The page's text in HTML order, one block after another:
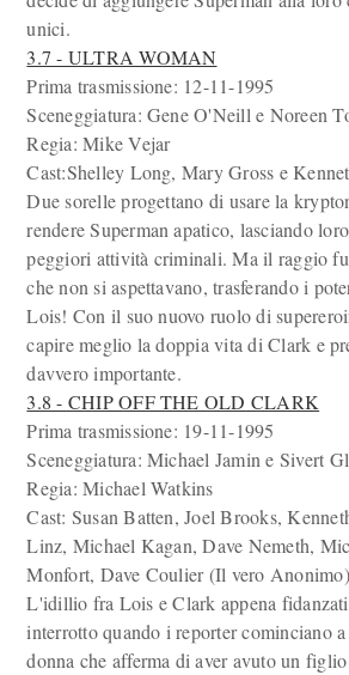
unici.
3.7 - ULTRA WOMAN
Prima trasmissione: 12-11-1995
Sceneggiatura: Gene O'Neill e Noreen
Regia: Mike Vejar
Cast:Shelley Long, Mary Gross e
Due sorelle progettano di usare la
rendere Superman apatico, lasciando
peggiori attività criminali. Ma il raggio
che non si aspettavano, trasferando i
Lois! Con il suo nuovo ruolo di
capire meglio la doppia vita di Clark e
davvero importante.
3.8 - CHIP OFF THE OLD CLARK
Prima trasmissione: 19-11-1995
Sceneggiatura: Michael Jamin e Sivert
Regia: Michael Watkins
Cast: Susan Batten, Joel Brooks,
Linz, Michael Kagan, Dave Nemeth,
Monfort, Dave Coulier (Il vero Anonimo)
L'idillio fra Lois e Clark appena fidanzati
interrotto quando i reporter cominciano a
donna che afferma di aver avuto un